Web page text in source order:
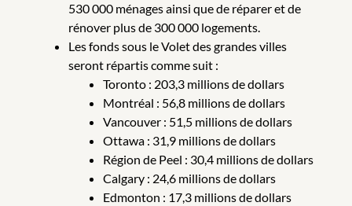
530 000 ménages ainsi que de réparer et de
rénover plus de 300 000 logements.
Les fonds sous le Volet des grandes villes
seront répartis comme suit :
Toronto : 203,3 millions de dollars
Montréal : 56,8 millions de dollars
Vancouver : 51,5 millions de dollars
Ottawa : 31,9 millions de dollars
Région de Peel : 30,4 millions de dollars
Calgary : 24,6 millions de dollars
Edmonton : 17,3 millions de dollars